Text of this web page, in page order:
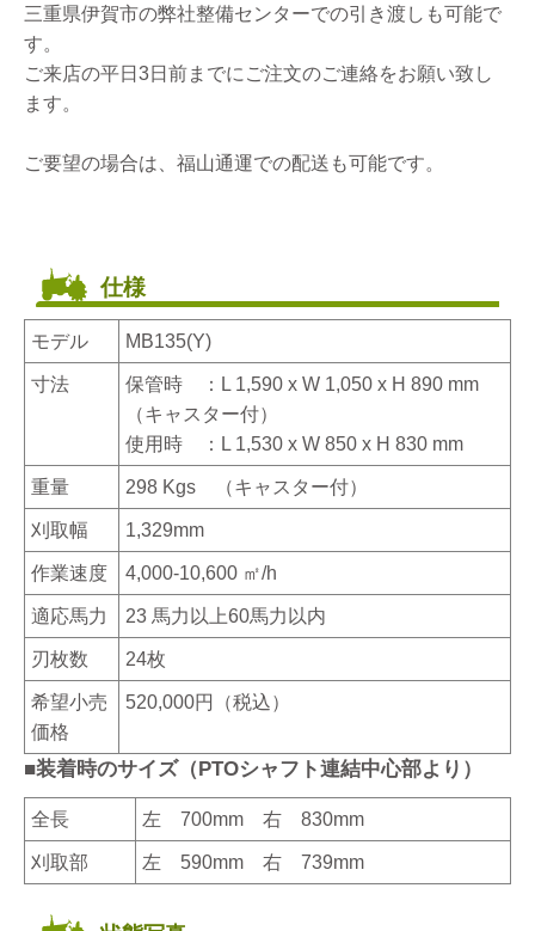
三重県伊賀市の弊社整備センターでの引き渡しも可能で
す。
ご来店の平日3日前までにご注文のご連絡をお願い致し
ます。
ご要望の場合は、福山通運での配送も可能です。
仕様
モデル MB135(Y)
寸法
保管時 ：L 1,590 x W 1,050 x H 890 mm
（キャスター付）
使用時 ：L 1,530 x W 850 x H 830 mm
重量 298 Kgs （キャスター付）
刈取幅 1,329mm
作業速度 4,000-10,600 ㎡/h
適応馬力 23 馬力以上60馬力以内
刃枚数 24枚
希望小売
価格
520,000円（税込）
■装着時のサイズ（PTOシャフト連結中心部より）
全長 左 700mm 右 830mm
刈取部 左 590mm 右 739mm